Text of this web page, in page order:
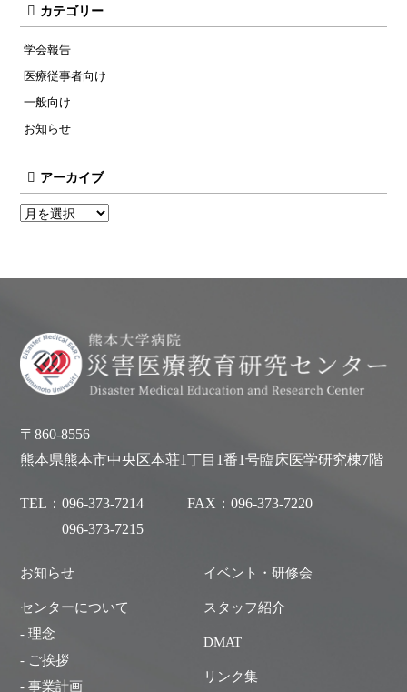
カテゴリー
学会報告
医療従事者向け
一般向け
お知らせ
アーカイブ
〒860-8556
熊本県熊本市中央区本荘1丁目1番1号臨床医学研究棟7階
TEL：096-373-7214
096-373-7215
FAX：096-373-7220
お知らせ
センターについて
- 理念
- ご挨拶
- 事業計画
イベント・研修会
スタッフ紹介
DMAT
リンク集